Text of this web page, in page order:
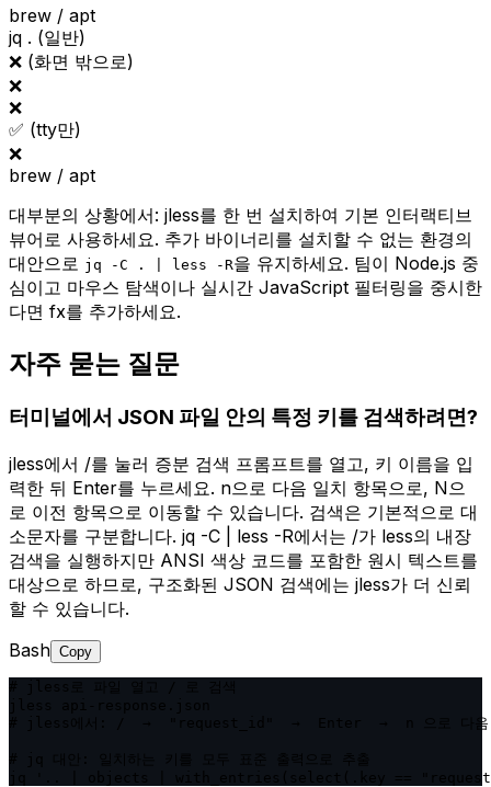
brew / apt
jq . (일반)
❌ (화면 밖으로)
❌
❌
✅ (tty만)
❌
brew / apt
대부분의 상황에서: jless를 한 번 설치하여 기본 인터랙티브
뷰어로 사용하세요. 추가 바이너리를 설치할 수 없는 환경의
대안으로 jq -C . | less -R을 유지하세요. 팀이 Node.js 중
심이고 마우스 탐색이나 실시간 JavaScript 필터링을 중시한
다면 fx를 추가하세요.
자주 묻는 질문
터미널에서 JSON 파일 안의 특정 키를 검색하려면?
jless에서 /를 눌러 증분 검색 프롬프트를 열고, 키 이름을 입
력한 뒤 Enter를 누르세요. n으로 다음 일치 항목으로, N으
로 이전 항목으로 이동할 수 있습니다. 검색은 기본적으로 대
소문자를 구분합니다. jq -C | less -R에서는 /가 less의 내장
검색을 실행하지만 ANSI 색상 코드를 포함한 원시 텍스트를
대상으로 하므로, 구조화된 JSON 검색에는 jless가 더 신뢰
할 수 있습니다.
Bash Copy
# jless에서: /  →  "request_id"  →  Enter  →  n 으로 다음
jq '.. | objects | with_entries(select(.key ==